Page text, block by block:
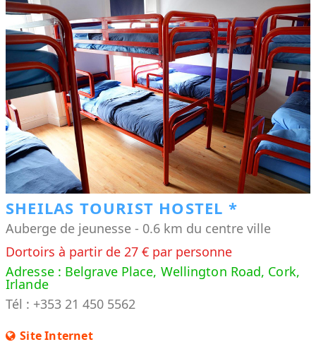
SHEILAS TOURIST HOSTEL *
Auberge de jeunesse - 0.6 km du centre ville
Dortoirs à partir de 27 € par personne
Adresse : Belgrave Place, Wellington Road, Cork,
Irlande
Tél : +353 21 450 5562
Site Internet